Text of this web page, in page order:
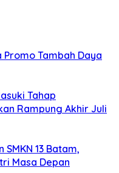
Promo Tambah Daya
Tahap
Rampung Akhir Juli
13 Batam,
Masa Depan